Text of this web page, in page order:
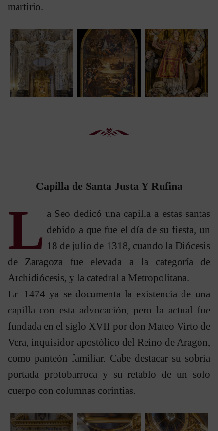
martirio.
Capilla de Santa Justa Y Rufina
L a Seo dedicó una capilla a estas santas
debido a que fue el día de su fiesta, un
18 de julio de 1318, cuando la Diócesis
de Zaragoza fue elevada a la categoría de
Archidiócesis, y la catedral a Metropolitana.
En 1474 ya se documenta la existencia de una
capilla con esta advocación, pero la actual fue
fundada en el siglo XVII por don Mateo Virto de
Vera, inquisidor apostólico del Reino de Aragón,
como panteón familiar. Cabe destacar su sobria
portada protobarroca y su retablo de un solo
cuerpo con columnas corintias.